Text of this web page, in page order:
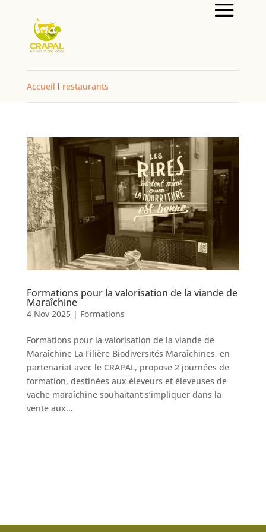
Accueil l restaurants
Formations pour la valorisation de la viande de
Maraîchine
4 Nov 2025| Formations
Formations pour la valorisation de la viande de
Maraîchine La Filière Biodiversités Maraîchines, en
partenariat avec le CRAPAL, propose 2 journées de
formation, destinées aux éleveurs et éleveuses de
vache maraîchine souhaitant s’impliquer dans la
vente aux...